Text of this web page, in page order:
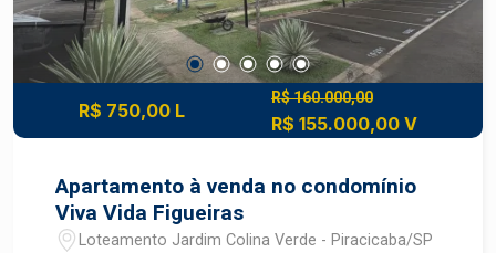
R$ 750,00 L
R$ 160.000,00
R$ 155.000,00 V
Apartamento à venda no condomínio
Viva Vida Figueiras
Loteamento Jardim Colina Verde - Piracicaba/SP